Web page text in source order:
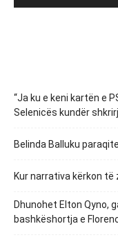
“Ja ku e keni kartën e
Selenicës kundër
Belinda Balluku
Kur narrativa kërkon
Dhunohet Elton Qyno,
bashkëshortja e